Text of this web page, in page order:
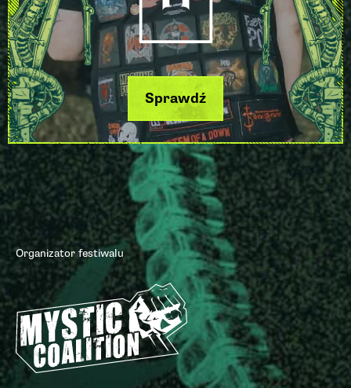
Sprawdź
Organizator festiwalu